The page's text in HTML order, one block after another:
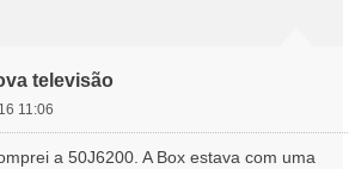
televisão
11:06
a 50J6200. A Box estava com uma